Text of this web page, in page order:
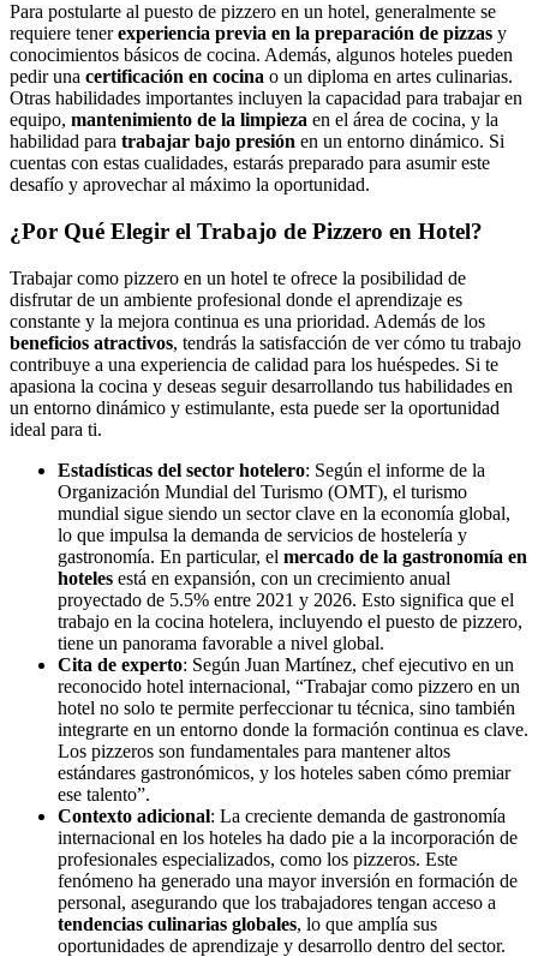
Para postularte al puesto de pizzero en un hotel, generalmente se
requiere tenerexperiencia previa en la preparación de pizzas y
conocimientos básicos de cocina. Además, algunos hoteles pueden
pedir una certificación en cocina o un diploma en artes culinarias.
Otras habilidades importantes incluyen la capacidad para trabajar en
equipo, mantenimiento de la limpieza en el área de cocina, y la
habilidad para trabajar bajo presión en un entorno dinámico. Si
cuentas con estas cualidades, estarás preparado para asumir este
desafío y aprovechar al máximo la oportunidad.
¿Por Qué Elegir el Trabajo de Pizzero en Hotel?
Trabajar como pizzero en un hotel te ofrece la posibilidad de
disfrutar de un ambiente profesional donde el aprendizaje es
constante y la mejora continua es una prioridad. Además de los
beneficios atractivos, tendrás la satisfacción de ver cómo tu trabajo
contribuye a una experiencia de calidad para los huéspedes. Si te
apasiona la cocina y deseas seguir desarrollando tus habilidades en
un entorno dinámico y estimulante, esta puede ser la oportunidad
ideal para ti.
Estadísticas del sector hotelero: Según el informe de la
Organización Mundial del Turismo (OMT), el turismo
mundial sigue siendo un sector clave en la economía global,
lo que impulsa la demanda de servicios de hostelería y
gastronomía. En particular, el mercado de la gastronomía en
hoteles está en expansión, con un crecimiento anual
proyectado de 5.5% entre 2021 y 2026. Esto significa que el
trabajo en la cocina hotelera, incluyendo el puesto de pizzero,
tiene un panorama favorable a nivel global.
Cita de experto: Según Juan Martínez, chef ejecutivo en un
reconocido hotel internacional, “Trabajar como pizzero en un
hotel no solo te permite perfeccionar tu técnica, sino también
integrarte en un entorno donde la formación continua es clave.
Los pizzeros son fundamentales para mantener altos
estándares gastronómicos, y los hoteles saben cómo premiar
ese talento”.
Contexto adicional: La creciente demanda de gastronomía
internacional en los hoteles ha dado pie a la incorporación de
profesionales especializados, como los pizzeros. Este
fenómeno ha generado una mayor inversión en formación de
personal, asegurando que los trabajadores tengan acceso a
tendencias culinarias globales, lo que amplía sus
oportunidades de aprendizaje y desarrollo dentro del sector.